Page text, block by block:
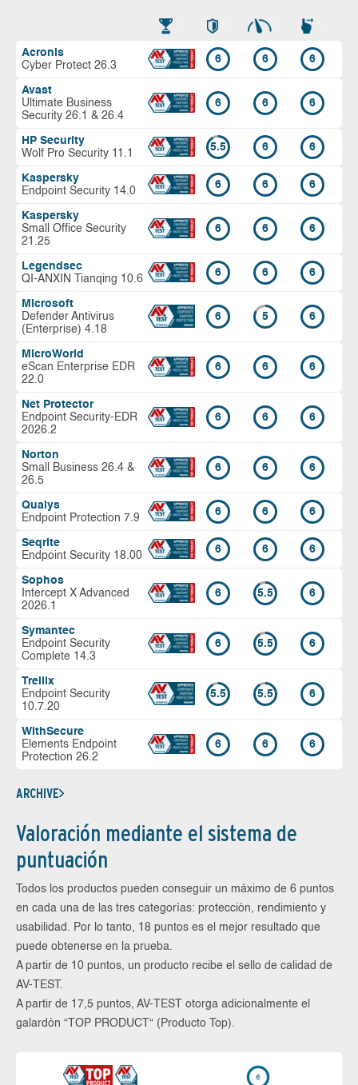
Acronis
Cyber Protect 26.3
6 6 6
Avast
Ultimate Business
Security 26.1 & 26.4
6 6 6
HP Security
Wolf Pro Security 11.1
5.5 6 6
Kaspersky
Endpoint Security 14.0
6 6 6
Kaspersky
Small Office Security
21.25
6 6 6
Legendsec
QI-ANXIN Tianqing 10.6
6 6 6
Microsoft
Defender Antivirus
(Enterprise) 4.18
6 5 6
MicroWorld
eScan Enterprise EDR
22.0
6 6 6
Net Protector
Endpoint Security-EDR
2026.2
6 6 6
Norton
Small Business 26.4 &
26.5
6 6 6
Qualys
Endpoint Protection 7.9
6 6 6
Seqrite
Endpoint Security 18.00
6 6 6
Sophos
Intercept X Advanced
2026.1
6 5.5 6
Symantec
Endpoint Security
Complete 14.3
6 5.5 6
Trellix
Endpoint Security
10.7.20
5.5 5.5 6
WithSecure
Elements Endpoint
Protection 26.2
6 6 6
ARCHIVE
Valoración mediante el sistema de
puntuación
Todos los productos pueden conseguir un máximo de 6 puntos
en cada una de las tres categorías: protección, rendimiento y
usabilidad. Por lo tanto, 18 puntos es el mejor resultado que
puede obtenerse en la prueba.
A partir de 10 puntos, un producto recibe el sello de calidad de
AV-TEST.
A partir de 17,5 puntos, AV-TEST otorga adicionalmente el
galardón “TOP PRODUCT“ (Producto Top).